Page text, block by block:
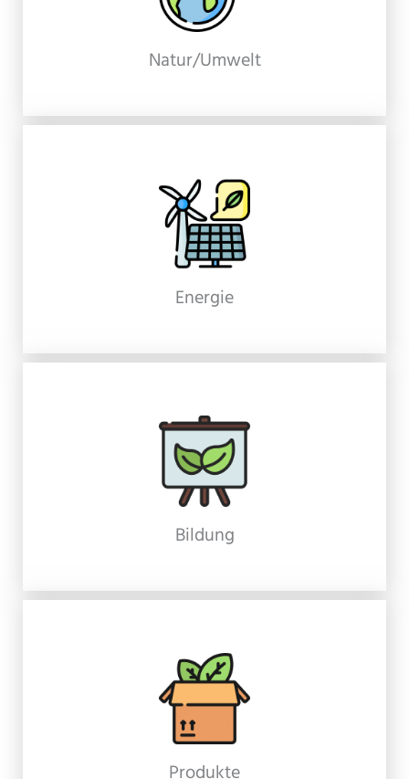
Natur/Umwelt
Energie
Bildung
Produkte